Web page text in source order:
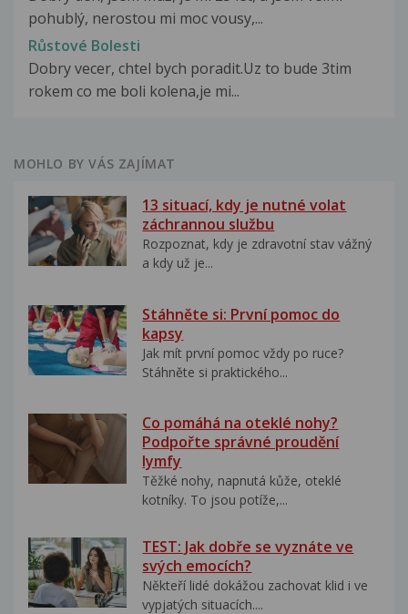
pohublý, nerostou mi moc vousy,...
Růstové Bolesti
Dobry vecer, chtel bych poradit.Uz to bude 3tim
rokem co me boli kolena,je mi...
MOHLO BY VÁS ZAJÍMAT
13 situací, kdy je nutné volat
záchrannou službu
Rozpoznat, kdy je zdravotní stav vážný
a kdy už je...
Stáhněte si: První pomoc do
kapsy
Jak mít první pomoc vždy po ruce?
Stáhněte si praktického...
Co pomáhá na oteklé nohy?
Podpořte správné proudění
lymfy
Těžké nohy, napnutá kůže, oteklé
kotníky. To jsou potíže,...
TEST: Jak dobře se vyznáte ve
svých emocích?
Někteří lidé dokážou zachovat klid i ve
vypjatých situacích....